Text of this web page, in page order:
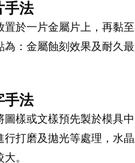
手法
置於一片金屬片上，再黏
為：金屬蝕刻效果及耐久
手法
圖樣或文樣預先製於模具
行打磨及拋光等處理，水
。